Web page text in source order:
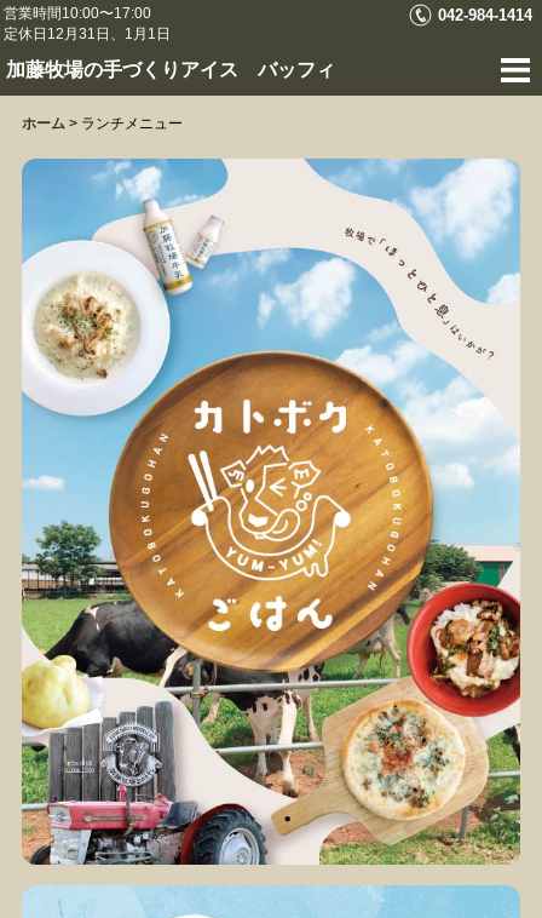
営業時間10:00〜17:00
定休日12月31日、1月1日
042-984-1414
加藤牧場の手づくりアイス バッフィ
ホーム > ランチメニュー